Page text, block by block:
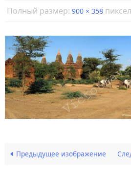
Полный размер: 900 × 358
Предыдущее изображение